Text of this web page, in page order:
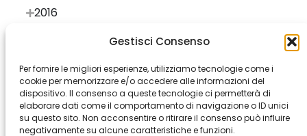
Gestisci Consenso
Per fornire le migliori esperienze, utilizziamo tecnologie come i
cookie per memorizzare e/o accedere alle informazioni del
dispositivo. Il consenso a queste tecnologie ci permetterà di
elaborare dati come il comportamento di navigazione o ID unici
su questo sito. Non acconsentire o ritirare il consenso può influire
negativamente su alcune caratteristiche e funzioni.
2016
Milan Rome Bergamo Buenos Aires
Cape Town
Genova
Istanbul Los Angeles Modena